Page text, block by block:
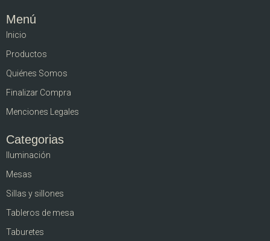
Menú
Inicio
Productos
Quiénes Somos
Finalizar Compra
Menciones Legales
Categorias
Iluminación
Mesas
Sillas y sillones
Tableros de mesa
Taburetes